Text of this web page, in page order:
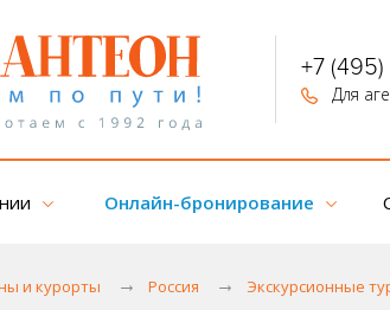
+7
Для
Онлайн-бронирование
и курорты Россия Экскурсионные